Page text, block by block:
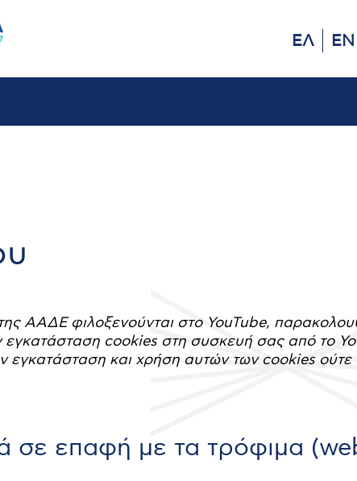
ΕΛ EN
της ΑΑΔΕ φιλοξενούνται στο YouTube,
εγκατάσταση cookies στη συσκευή σας από το
εγκατάσταση και χρήση αυτών των cookies ούτε
σε επαφή με τα τρόφιμα